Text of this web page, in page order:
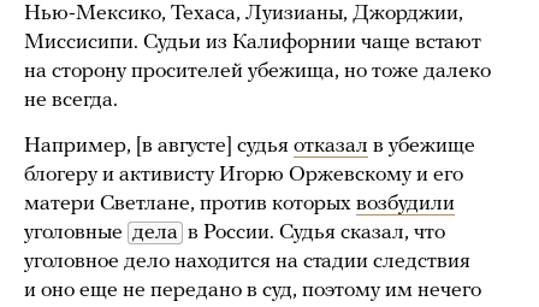
Нью-Мексико, Техаса, Луизианы, Джорджии,
Миссисипи. Судьи из Калифорнии чаще встают
на сторону просителей убежища, но тоже далеко
не всегда.
Например, [в августе] судья отказал в убежище
блогеру и активисту Игорю Оржевскому и его
матери Светлане, против которых возбудили
уголовные дела в России. Судья сказал, что
уголовное дело находится на стадии следствия
и оно еще не передано в суд, поэтому им нечего